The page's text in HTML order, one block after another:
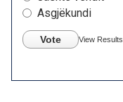
Asgjëkundi
Vote View Results